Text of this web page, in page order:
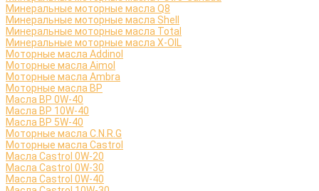
Минеральные моторные масла Q8
Минеральные моторные масла Shell
Минеральные моторные масла Total
Минеральные моторные масла X-OIL
Моторные масла Addinol
Моторные масла Aimol
Моторные масла Ambra
Моторные масла BP
Масла BP 0W-40
Масла BP 10W-40
Масла BP 5W-40
Моторные масла C.N.R.G
Моторные масла Castrol
Масла Castrol 0W-20
Масла Castrol 0W-30
Масла Castrol 0W-40